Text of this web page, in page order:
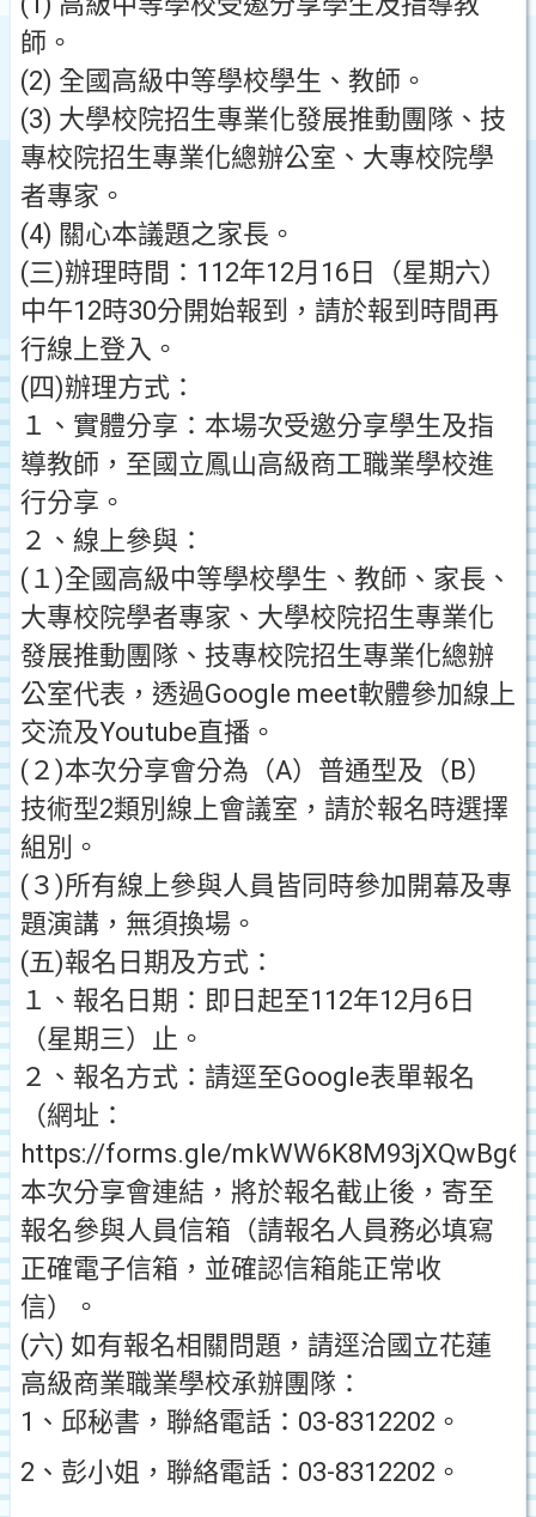
師。
(2) 全國高級中等學校學生、教師。
(3) 大學校院招生專業化發展推動團隊、技
專校院招生專業化總辦公室、大專校院學
者專家。
(4) 關心本議題之家長。
(三)辦理時間：112年12月16日（星期六）
中午12時30分開始報到，請於報到時間再
行線上登入。
(四)辦理方式：
１、實體分享：本場次受邀分享學生及指
導教師，至國立鳳山高級商工職業學校進
行分享。
２、線上參與：
(１)全國高級中等學校學生、教師、家長、
大專校院學者專家、大學校院招生專業化
發展推動團隊、技專校院招生專業化總辦
公室代表，透過Google meet軟體參加線上
交流及Youtube直播。
(２)本次分享會分為（A）普通型及（B）
技術型2類別線上會議室，請於報名時選擇
組別。
(３)所有線上參與人員皆同時參加開幕及專
題演講，無須換場。
(五)報名日期及方式：
１、報名日期：即日起至112年12月6日
（星期三）止。
２、報名方式：請逕至Google表單報名
（網址：
https://forms.gle/mkWW6K8M93jXQwBg6
本次分享會連結，將於報名截止後，寄至
報名參與人員信箱（請報名人員務必填寫
正確電子信箱，並確認信箱能正常收
信）。
(六) 如有報名相關問題，請逕洽國立花蓮
高級商業職業學校承辦團隊：
1、邱秘書，聯絡電話：03-8312202。
2、彭小姐，聯絡電話：03-8312202。